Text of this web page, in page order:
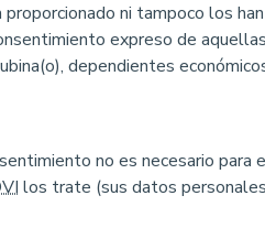
ni tampoco los
expreso de
dependientes
no es necesario
los trate (sus datos